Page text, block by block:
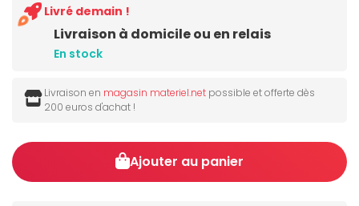
Livraison à domicile ou en relais
En stock
Livré demain !
Livraison en magasin materiel.net possible et offerte dès
200 euros d'achat !
Ajouter au panier